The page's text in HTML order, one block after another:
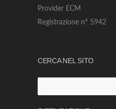
Provider ECM
Registrazione n° 5942
CERCA NEL SITO
per: